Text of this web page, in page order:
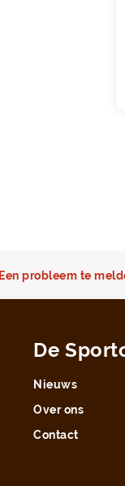
Een probleem te
De
Nieuws
Over ons
Contact